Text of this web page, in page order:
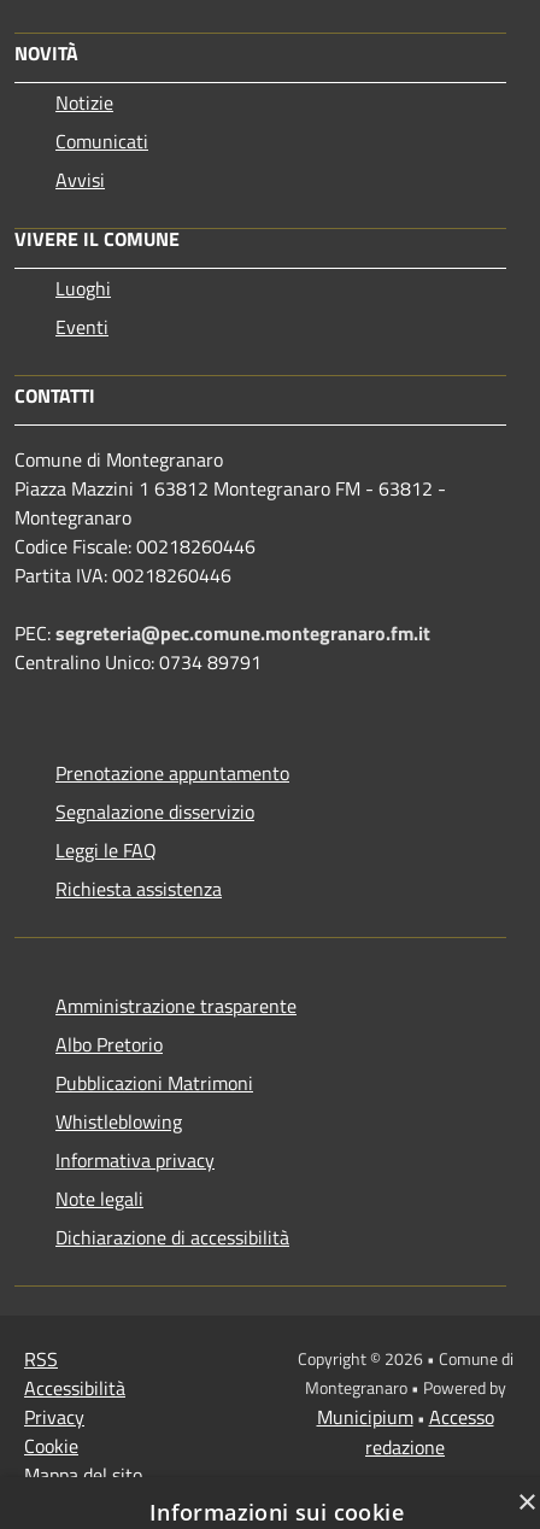
NOVITÀ
Notizie
Comunicati
Avvisi
VIVERE IL COMUNE
Luoghi
Eventi
CONTATTI
Comune di Montegranaro
Piazza Mazzini 1 63812 Montegranaro FM - 63812 -
Montegranaro
Codice Fiscale: 00218260446
Partita IVA: 00218260446
PEC:segreteria@pec.comune.montegranaro.fm.it
Centralino Unico: 0734 89791
Prenotazione appuntamento
Segnalazione disservizio
Leggi le FAQ
Richiesta assistenza
Amministrazione trasparente
Albo Pretorio
Pubblicazioni Matrimoni
Whistleblowing
Informativa privacy
Note legali
Dichiarazione di accessibilità
RSS
Accessibilità
Privacy
Cookie
Mappa del sito
Copyright © 2026 • Comune di
Montegranaro • Powered by
Municipium• Accesso
redazione
×
Informazioni sui cookie